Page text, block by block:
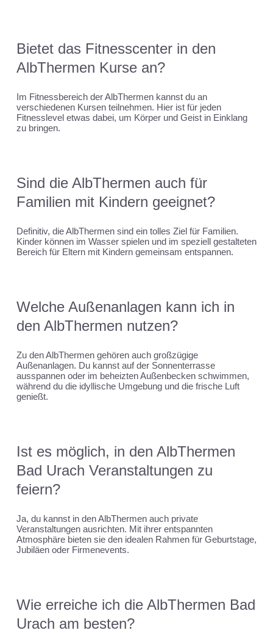
Bietet das Fitnesscenter in den
AlbThermen Kurse an?
Im Fitnessbereich der AlbThermen kannst du an
verschiedenen Kursen teilnehmen. Hier ist für jeden
Fitnesslevel etwas dabei, um Körper und Geist in Einklang
zu bringen.
Sind die AlbThermen auch für
Familien mit Kindern geeignet?
Definitiv, die AlbThermen sind ein tolles Ziel für Familien.
Kinder können im Wasser spielen und im speziell gestalteten
Bereich für Eltern mit Kindern gemeinsam entspannen.
Welche Außenanlagen kann ich in
den AlbThermen nutzen?
Zu den AlbThermen gehören auch großzügige
Außenanlagen. Du kannst auf der Sonnenterrasse
ausspannen oder im beheizten Außenbecken schwimmen,
während du die idyllische Umgebung und die frische Luft
genießt.
Ist es möglich, in den AlbThermen
Bad Urach Veranstaltungen zu
feiern?
Ja, du kannst in den AlbThermen auch private
Veranstaltungen ausrichten. Mit ihrer entspannten
Atmosphäre bieten sie den idealen Rahmen für Geburtstage,
Jubiläen oder Firmenevents.
Wie erreiche ich die AlbThermen Bad
Urach am besten?